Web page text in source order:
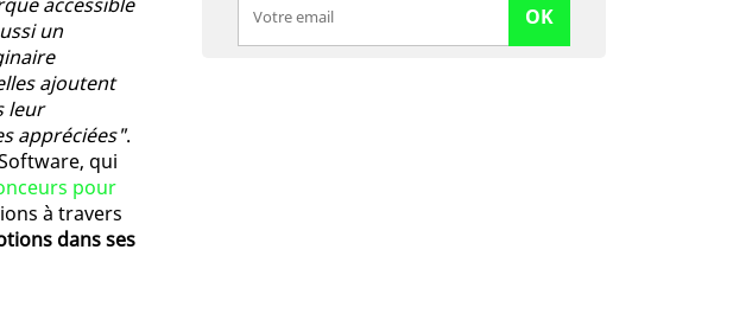
un
ajoutent
leur
appréciées".
qui
pour
à travers
dans ses
OK